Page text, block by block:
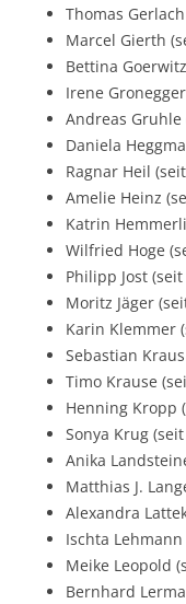
Thomas
Marcel Gierth
Bettina
Irene
Andreas Gruhle
Daniela
Ragnar Heil
Amelie Heinz
Katrin
Wilfried Hoge
Philipp Jost
Moritz Jäger
Karin Klemmer
Sebastian
Timo Krause
Henning Kropp
Sonya Krug
Anika
Matthias J.
Alexandra
Ischta
Meike Leopold
Bernhard